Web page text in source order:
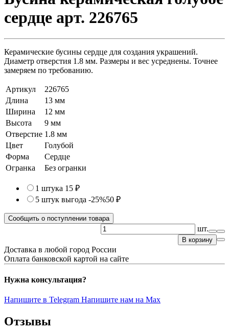
сердце арт. 226765
Керамические бусины сердце для создания украшений.
Диаметр отверстия 1.8 мм. Размеры и вес усреднены. Точнее
замеряем по требованию.
Артикул
226765
Длина
13 мм
Ширина
12 мм
Высота
9 мм
Отверстие 1.8 мм
Цвет
Голубой
Форма
Сердце
Огранка
Без огранки
1 штука 15 ₽
5 штук выгода -25%50 ₽
Сообщить о поступлении товара
шт.
В корзину
Доставка в любой город России
Оплата банковской картой на сайте
Нужна консультация?
Напишите в Telegram Напишите нам на Max
Отзывы